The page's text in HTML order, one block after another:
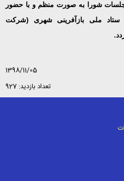
شورا به صورت منظم و با حضور
ستاد ملی بازآفرینی شهری (شرکت
1398/11/05
تعداد بازدید: 927